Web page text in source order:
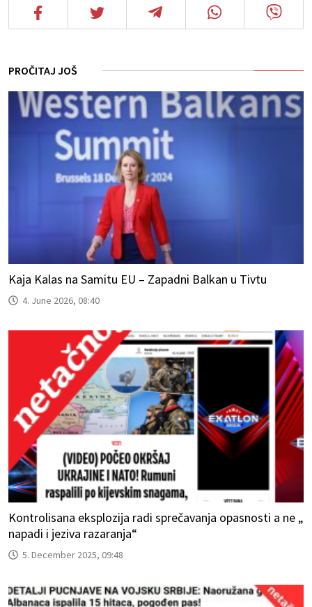
PROČITAJ JOŠ
Kaja Kalas na Samitu EU – Zapadni Balkan u Tivtu
4. June 2026, 08:40
Kontrolisana eksplozija radi sprečavanja opasnosti a ne „
napadi i jeziva razaranja“
5. December 2025, 09:48